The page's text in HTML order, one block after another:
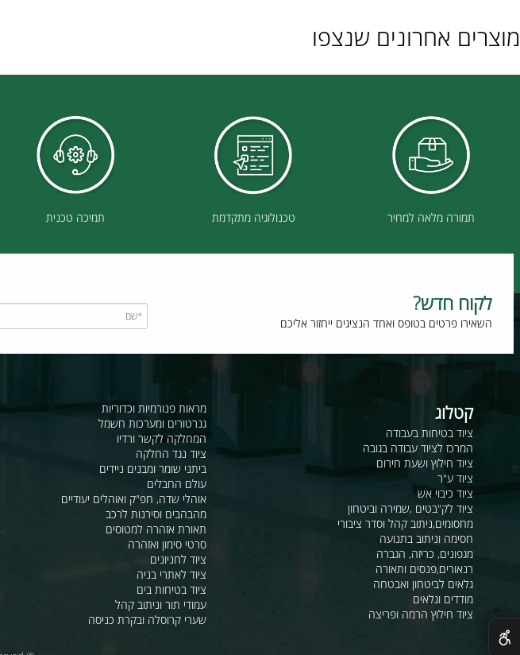
אחרונים שנצפו
תמורה מלאה למחיר טכנולוגיה מתקדמת תמיכה טכנית
חדש?
פרטים בטופס ואחד הנציגים ייחזור אליכם
ציוד בטיחות בעבודה
המרכז לציוד עבודה בגובה
ציוד חילוץ ושעת חירום
ציוד כיבוי אש
ציוד לק"בטים ,שמירה וביטחון
מחסומים,ניתוב קהל וסדר ציבורי
חסימה וניתוב בתנועה
מגפונים, כריזה, הגברה
רנאורים,פנסים ותאורה
גלאים לביטחון ואבטחה
מראות פנורמיות וכדוריות
גנרטורים ומערכות חשמל
המחלקה לקשר ורדיו
ציוד נגד החלקה
ביתני שומר ומבנים ניידים
עולם החבלים
אוהלי שדה, חפ"ק ואוהלים יעודיים
מהבהבים וסירנות לרכב
תאורת אזהרה למטוסים
סרטי סימון ואזהרה
ציוד לחניונים
ציוד לאתרי בניה